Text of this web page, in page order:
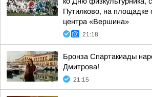
Путилково, на площадке
центра «Вершина»
21:18
Бронза Спартакиады
Дмитрова!
21:15